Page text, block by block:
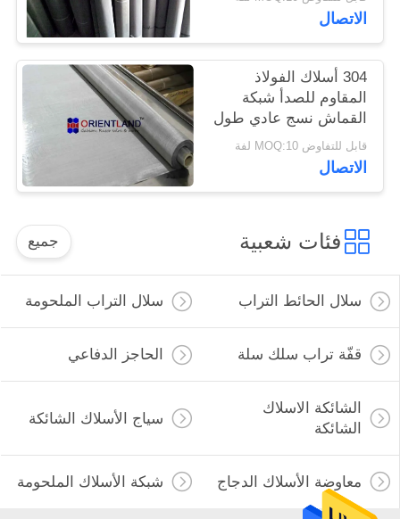
الاتصال
304 أسلاك الفولاذ
المقاوم للصدأ شبكة
القماش نسج عادي طول
30M العرض حسب
الطلب
قابل للتفاوض MOQ:10 لفة
الاتصال
فئات شعبية جميع
سلال الحائط التراب سلال التراب الملحومة
قفّة تراب سلك سلة الحاجز الدفاعي
الشائكة الاسلاك
الشائكة
سياج الأسلاك الشائكة
معاوضة الأسلاك الدجاج شبكة الأسلاك الملحومة